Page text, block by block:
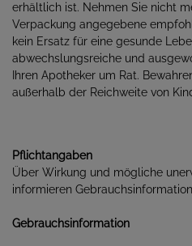
erhältlich ist. Nehmen Sie nicht
Verpackung angegebene
kein Ersatz für eine gesunde
abwechslungsreiche und
Ihren Apotheker um Rat.
außerhalb der Reichweite von
Pflichtangaben
Über Wirkung und mögliche
informieren
Gebrauchsinformation